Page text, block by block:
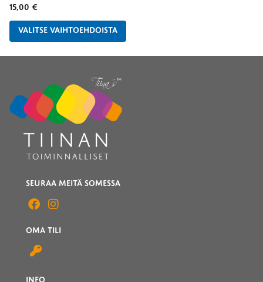
15,00 €
VALITSE VAIHTOEHDOISTA
SEURAA MEITÄ SOMESSA
OMA TILI
INFO